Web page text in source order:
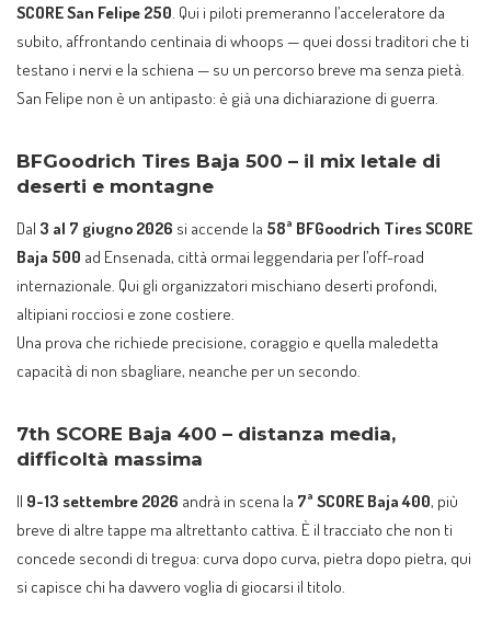
SCORE San Felipe 250. Qui i piloti premeranno l’acceleratore da
subito, affrontando centinaia di whoops — quei dossi traditori che ti
testano i nervi e la schiena — su un percorso breve ma senza pietà.
San Felipe non è un antipasto: è già una dichiarazione di guerra.
BFGoodrich Tires Baja 500 – il mix letale di
deserti e montagne
Dal 3 al 7 giugno 2026 si accende la 58ª BFGoodrich Tires SCORE
Baja 500 ad Ensenada, città ormai leggendaria per l’off-road
internazionale. Qui gli organizzatori mischiano deserti profondi,
altipiani rocciosi e zone costiere.
Una prova che richiede precisione, coraggio e quella maledetta
capacità di non sbagliare, neanche per un secondo.
7th SCORE Baja 400 – distanza media,
difficoltà massima
Il 9-13 settembre 2026 andrà in scena la 7ª SCORE Baja 400, più
breve di altre tappe ma altrettanto cattiva. È il tracciato che non ti
concede secondi di tregua: curva dopo curva, pietra dopo pietra, qui
si capisce chi ha davvero voglia di giocarsi il titolo.